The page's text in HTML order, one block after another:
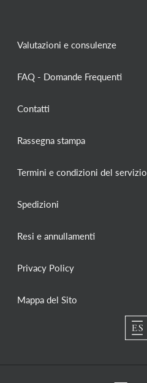
Valutazioni e consulenze
FAQ - Domande Frequenti
Contatti
Rassegna stampa
Termini e condizioni del servizio
Spedizioni
Resi e annullamenti
Privacy Policy
Mappa del Sito